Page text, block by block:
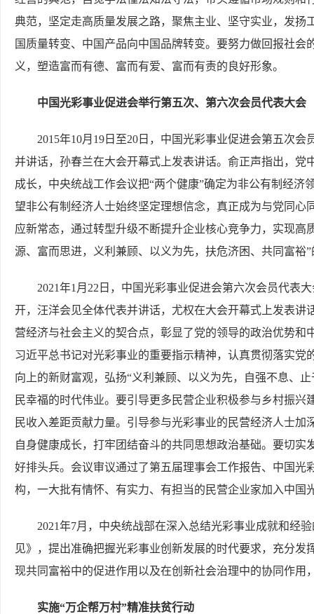
典范，坚定走高质量发展之路，聚焦主业、坚守实业，发
国质量转变、中国产品向中国品牌转变。要努力做回报社
义，塑造富而有德、富而有爱、富而有责的良好形象。
中国光彩事业促进会举行第五次、第六次会员代表大会
2015年10月19日至20日，中国光彩事业促进会第五次
并讲话，孙春兰在大会开幕式上发表讲话。俞正声指出，
成长，中央统战工作会议把“两个健康”确定为非公有制经
望非公有制经济人士始终坚定理想信念，真正成为与党同
应新常态，通过转型升级不断提升企业核心竞争力，实现
源、富而思进，义利兼顾、以义为先，扶危济困、共同富裕
2021年1月22日，中国光彩事业促进会第六次会员代表
开，汪洋会见全体代表并讲话，尤权在大会开幕式上发表
营经济与社会主义的契合点，彰显了党的领导的政治优势
习近平总书记对光彩事业的重要指示精神，认真贯彻落实
向上的新财富观，弘扬“义利兼顾、以义为先，自强不息、
民幸福的时代伟业。要引导更多民营企业积极参与乡村振
民收入差距贡献力量。引导参与光彩事业的民营经济人士
自身健康成长，打牢团结奋斗的共同思想政治基础。要切
好排头兵。会议审议通过了第五届理事会工作报告、中国
构，一大批有情怀、有实力、有担当的民营企业家加入中国
2021年7月，中央统战部在深入总结光彩事业成就和经
见》，提出准确把握光彩事业创新发展的时代要求，充分
现共同富裕中的促进作用以及在创新社会治理中的协同作用
实施“万企帮万村”精准扶贫行动